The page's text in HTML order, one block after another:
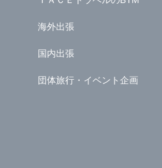
海外出張
国内出張
団体旅行・イベント企画